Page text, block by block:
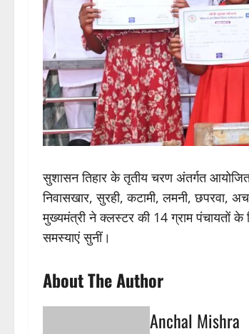
सुशासन तिहार के तृतीय चरण अंतर्गत आयोजित
निवासखार, सुरही, कटामी, लमनी, छपरवा,
मुख्यमंत्री ने क्लस्टर की 14 ग्राम पंचायतों के
समस्याएं सुनीं।
About The Author
Anchal Mishra